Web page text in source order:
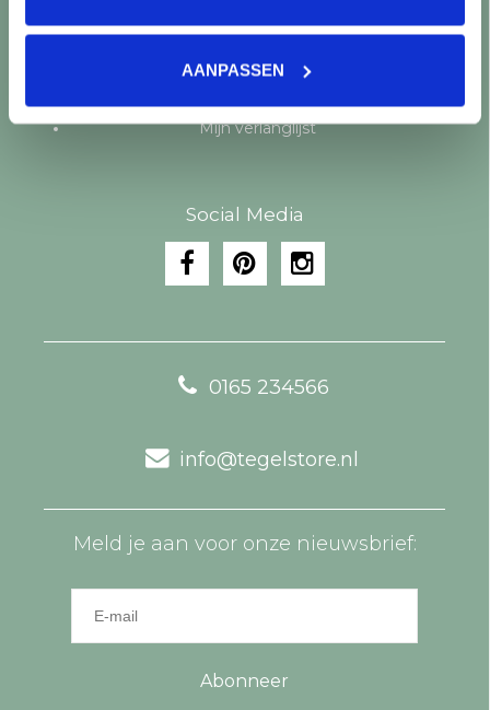
AANPASSEN
Mijn bestellingen
Mijn verlanglijst
Social Media
0165 234566
info@tegelstore.nl
Meld je aan voor onze nieuwsbrief:
Abonneer